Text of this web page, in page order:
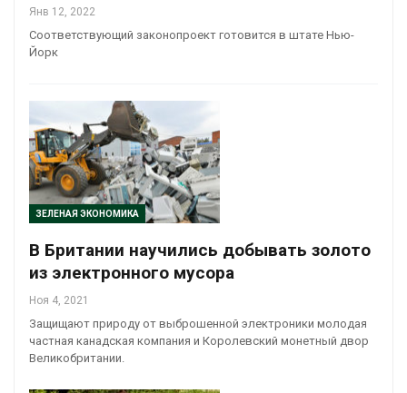
Янв 12, 2022
Соответствующий законопроект готовится в штате Нью-
Йорк
ЗЕЛЕНАЯ ЭКОНОМИКА
В Британии научились добывать золото
из электронного мусора
Ноя 4, 2021
Защищают природу от выброшенной электроники молодая
частная канадская компания и Королевский монетный двор
Великобритании.